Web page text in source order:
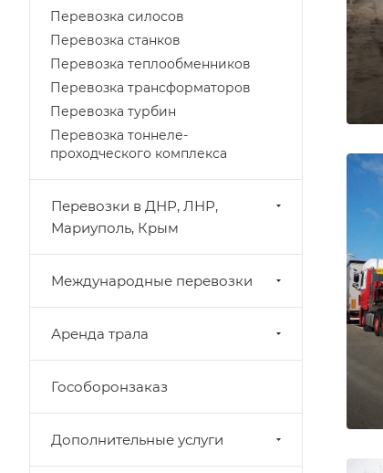
Перевозка силосов
Перевозка станков
Перевозка теплообменников
Перевозка трансформаторов
Перевозка турбин
Перевозка тоннеле-
проходческого комплекса
Перевозки в ДНР, ЛНР,
Мариуполь, Крым
Международные перевозки
Аренда трала
Гособоронзаказ
Дополнительные услуги